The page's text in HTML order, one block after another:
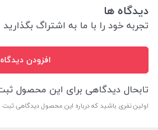
دیدگاه ها
تجربه خود را با ما به اشتراگ بگذارید
افزودن دیدگاه
تابحال دیدگاهی برای این محصول
اولین نفری باشید که درباره این محصول دیدگاهی ثبت